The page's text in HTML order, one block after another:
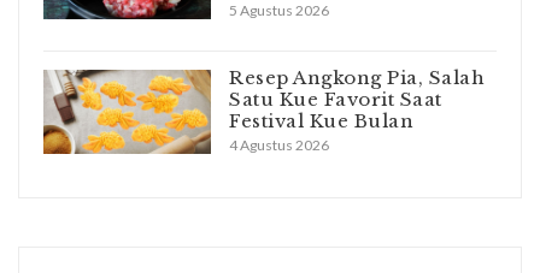
5 Agustus 2026
Resep Angkong Pia, Salah
Satu Kue Favorit Saat
Festival Kue Bulan
4 Agustus 2026